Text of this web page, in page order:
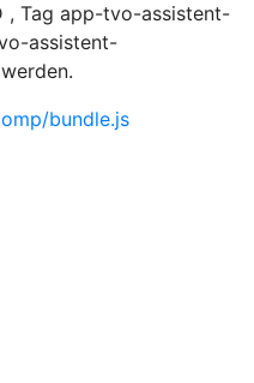
, Tag app-tvo-assistent-
assistent-
bundle.js